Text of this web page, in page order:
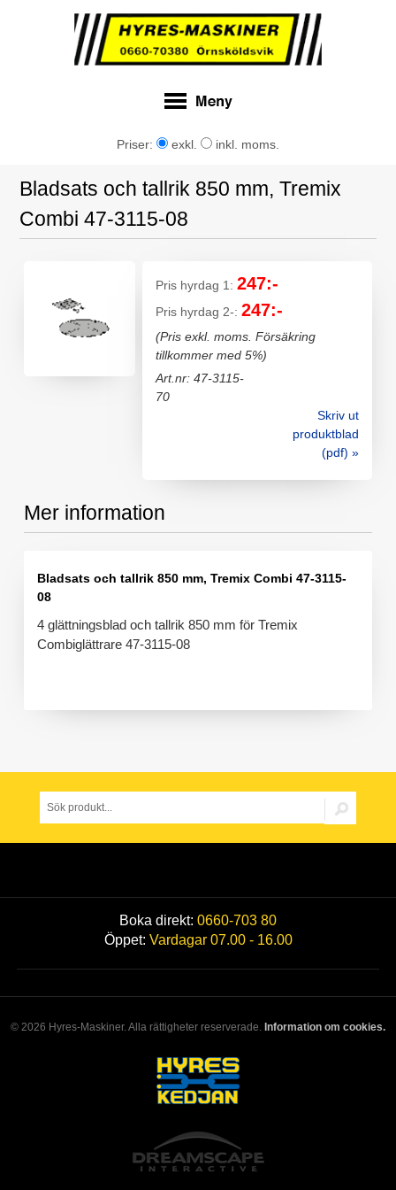
Priser: exkl. inkl. moms.
Bladsats och tallrik 850 mm, Tremix
Combi 47-3115-08
Pris hyrdag 1:247:-
Pris hyrdag 2-:247:-
(Pris exkl. moms. Försäkring
tillkommer med 5%)
Art.nr: 47-3115-
70
Skriv ut
produktblad
(pdf) »
Mer information
Bladsats och tallrik 850 mm, Tremix Combi 47-3115-
08
4 glättningsblad och tallrik 850 mm för Tremix
Combiglättrare 47-3115-08
Boka direkt: 0660-703 80
Öppet: Vardagar 07.00 - 16.00
© 2026 Hyres-Maskiner. Alla rättigheter reserverade. Information om cookies.